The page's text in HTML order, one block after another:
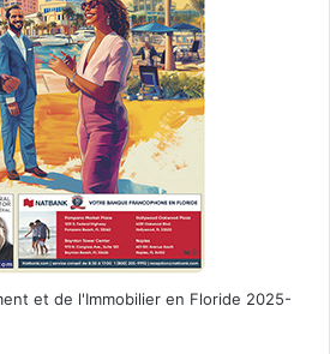
et de l'Immobilier en Floride 2025-